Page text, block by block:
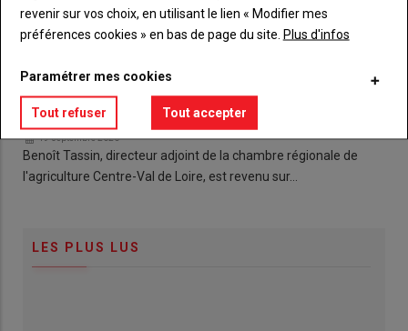
« Détricoter le système connu, pour répondre aux
attentes des filières »
19 septembre 2020
Benoît Tassin, directeur adjoint de la chambre régionale de
l'agriculture Centre-Val de Loire, est revenu sur…
LES PLUS LUS
revenir sur vos choix, en utilisant le lien « Modifier mes
préférences cookies » en bas de page du site. Plus d'infos
Paramétrer mes cookies
Tout refuser Tout accepter